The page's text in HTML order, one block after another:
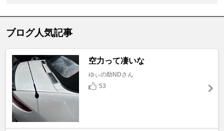
ブログ人気記事
空力って凄いな
ゆぃの助NDさん
53